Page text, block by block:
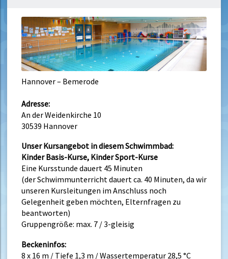
Hannover – Bemerode
Adresse:
An der Weidenkirche 10
30539 Hannover
Unser Kursangebot in diesem Schwimmbad:
Kinder Basis-Kurse, Kinder Sport-Kurse
Eine Kursstunde dauert 45 Minuten
(der Schwimmunterricht dauert ca. 40 Minuten, da wir
unseren Kursleitungen im Anschluss noch
Gelegenheit geben möchten, Elternfragen zu
beantworten)
Gruppengröße: max. 7 / 3-gleisig
Beckeninfos:
8 x 16 m / Tiefe 1,3 m / Wassertemperatur 28,5 °C